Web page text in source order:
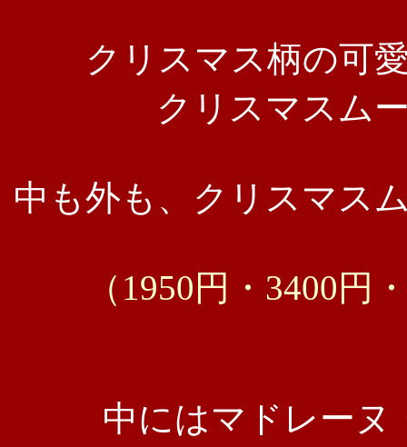
クリスマス柄の可
クリスマスム
中も外も、クリスマス
（1950円・3400円
中にはマドレーヌ